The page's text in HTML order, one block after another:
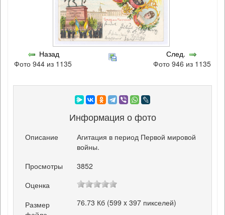
Назад
Фото 944 из 1135
След.
Фото 946 из 1135
Информация о фото
Описание
Агитация в период Первой мировой
войны.
Просмотры
3852
Оценка
Размер
76.73 Кб (599 x 397 пикселей)